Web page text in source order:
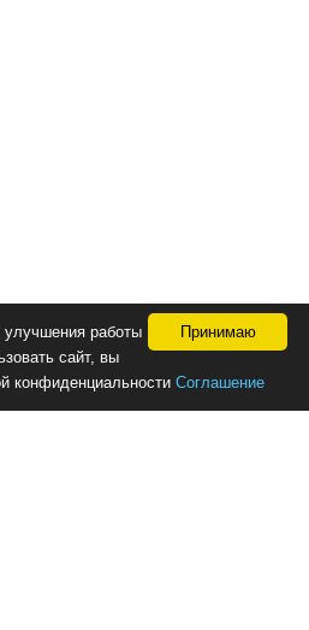
Принимаю
работы
сайт, вы
конфиденциальности Соглашение